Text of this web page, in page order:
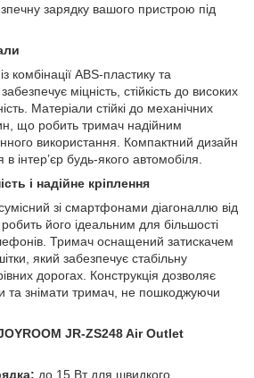
зарядку вашого пристрою під
комбінації ABS-пластику та
міцність, стійкість до високих
Матеріали стійкі до механічних
що робить тримач надійним
використання. Компактний дизайн
інтер’єр будь-якого автомобіля.
і надійне кріплення
зі смартфонами діагоналлю від
його ідеальним для більшості
Тримач оснащений затискачем
який забезпечує стабільну
дорогах. Конструкція дозволяє
та знімати тримач, не пошкоджуючи
JR-ZS248 Air Outlet
до 15 Вт для швидкого